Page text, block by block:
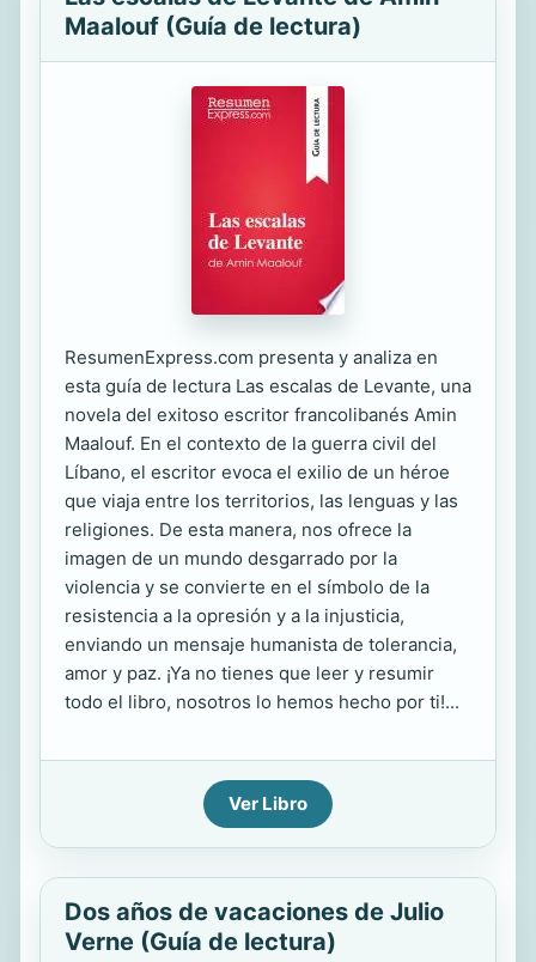
Maalouf (Guía de lectura)
ResumenExpress.com presenta y analiza en
esta guía de lectura Las escalas de Levante, una
novela del exitoso escritor francolibanés Amin
Maalouf. En el contexto de la guerra civil del
Líbano, el escritor evoca el exilio de un héroe
que viaja entre los territorios, las lenguas y las
religiones. De esta manera, nos ofrece la
imagen de un mundo desgarrado por la
violencia y se convierte en el símbolo de la
resistencia a la opresión y a la injusticia,
enviando un mensaje humanista de tolerancia,
amor y paz. ¡Ya no tienes que leer y resumir
todo el libro, nosotros lo hemos hecho por ti!...
Ver Libro
Dos años de vacaciones de Julio
Verne (Guía de lectura)